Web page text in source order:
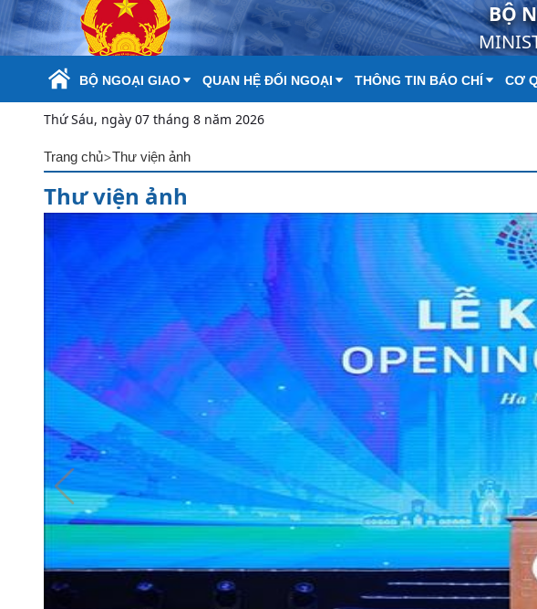
Skip to Main Content BỘ
BỘ NGOẠI GIAO QUAN HỆ ĐỐI NGOẠI THÔNG TIN BÁO CHÍ CƠ
Thứ Sáu, ngày 07 tháng 8 năm 2026
Trang chủ>Thư viện ảnh
Thư viện ảnh